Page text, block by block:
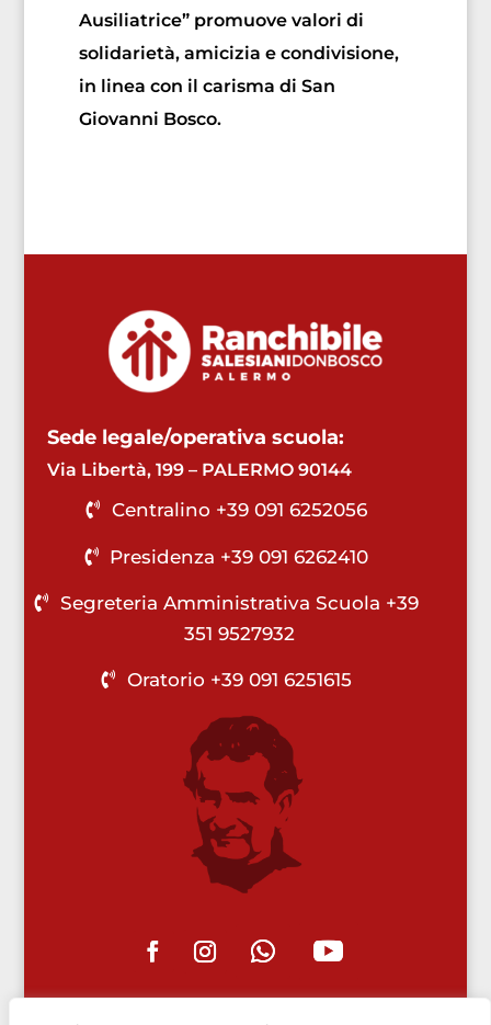
Ausiliatrice” promuove valori di
solidarietà, amicizia e condivisione,
in linea con il carisma di San
Giovanni Bosco.
Sede legale/operativa scuola:
Via Libertà, 199 – PALERMO 90144
Centralino +39 091 6252056
Presidenza +39 091 6262410
Segreteria Amministrativa Scuola +39
351 9527932
Oratorio +39 091 6251615